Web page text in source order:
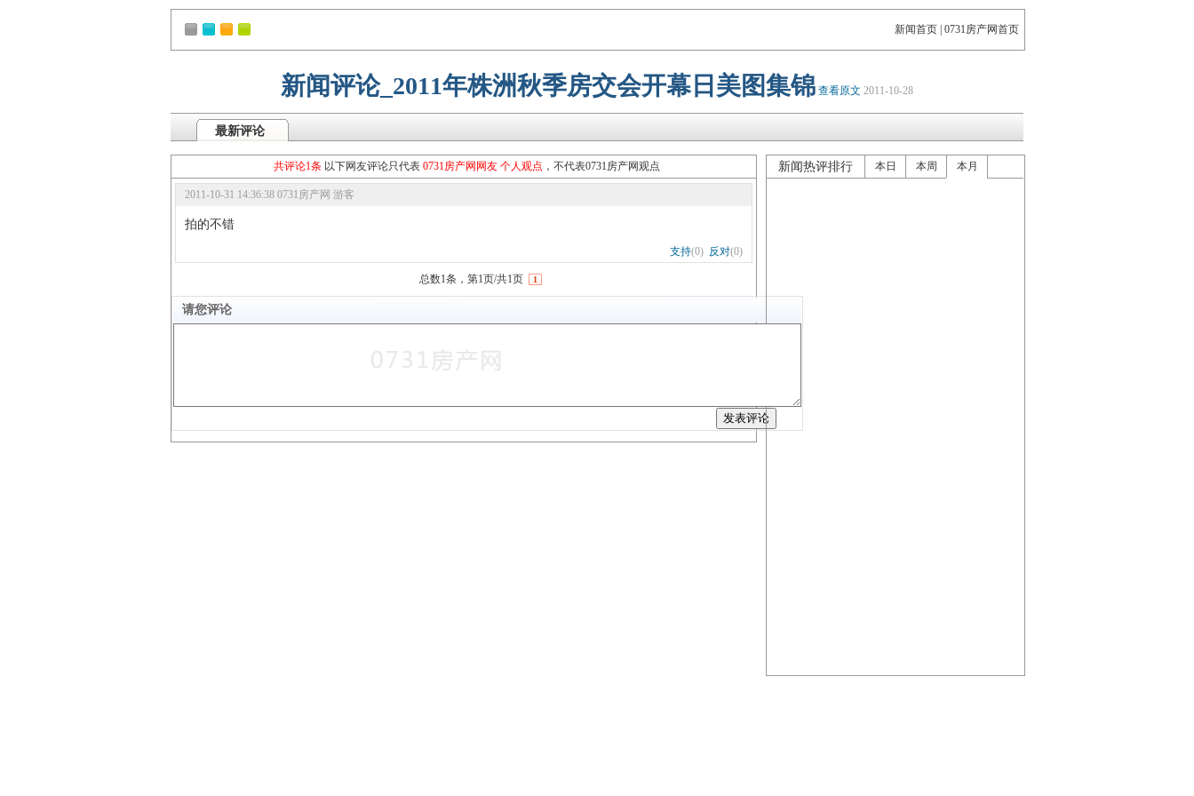
新闻首页 0731房产网首页
新闻评论_2011年株洲秋季房交会开幕日美图集锦 查看原文 2011-10-28
最新评论
共评论1条 以下网友评论只代表 0731房产网网友 个人观点 ，不代表0731房产网观点
2011-10-31 14:36:38 0731房产网 游客
拍的不错
支持(0) 反对(0)
总数1条，第1页/共1页 1
请您评论
新闻热评排行 本日 本周 本月